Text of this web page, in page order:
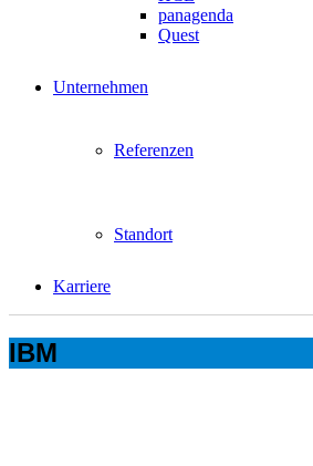
panagenda
Quest
Unternehmen
Referenzen
Standort
Karriere
IBM